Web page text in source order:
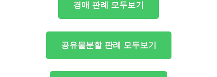
경매 판례 모두보기
공유물분할 판례 모두보기